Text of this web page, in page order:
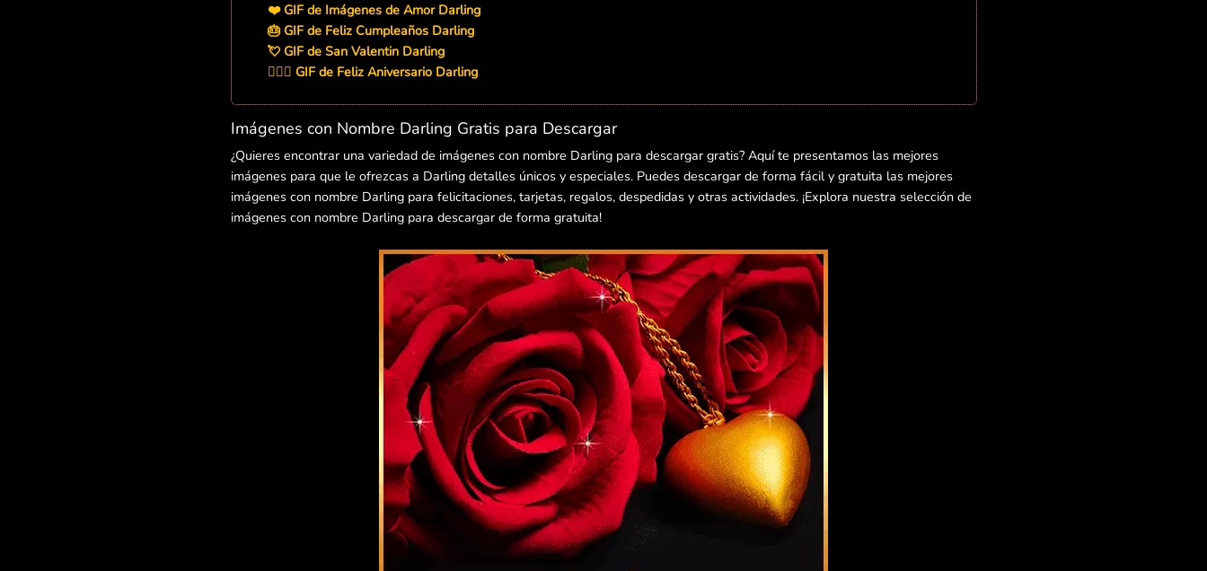
❤️ GIF de Imágenes de Amor Darling
🎂 GIF de Feliz Cumpleaños Darling
💘 GIF de San Valentin Darling
👨‍❤️‍👨 GIF de Feliz Aniversario Darling
Imágenes con Nombre Darling Gratis para Descargar
¿Quieres encontrar una variedad de imágenes con nombre Darling para descargar gratis? Aquí te presentamos las mejores
imágenes para que le ofrezcas a Darling detalles únicos y especiales. Puedes descargar de forma fácil y gratuita las mejores
imágenes con nombre Darling para felicitaciones, tarjetas, regalos, despedidas y otras actividades. ¡Explora nuestra selección de
imágenes con nombre Darling para descargar de forma gratuita!